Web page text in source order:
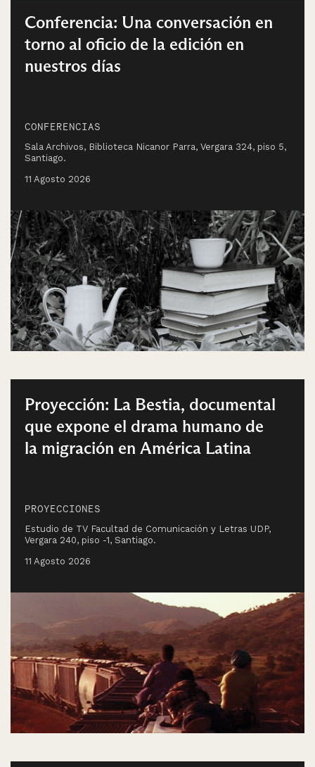
Conferencia: Una conversación en
torno al oficio de la edición en
nuestros días
CONFERENCIAS
Sala Archivos, Biblioteca Nicanor Parra, Vergara 324, piso 5,
Santiago.
11 Agosto 2026
Proyección: La Bestia, documental
que expone el drama humano de
la migración en América Latina
PROYECCIONES
Estudio de TV Facultad de Comunicación y Letras UDP,
Vergara 240, piso -1, Santiago.
11 Agosto 2026